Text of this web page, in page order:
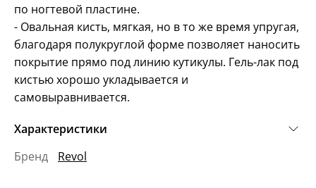
по ногтевой пластине.
- Овальная кисть, мягкая, но в то же время упругая,
благодаря полукруглой форме позволяет наносить
покрытие прямо под линию кутикулы. Гель-лак под
кистью хорошо укладывается и
самовыравнивается.
Характеристики
Бренд
Revol